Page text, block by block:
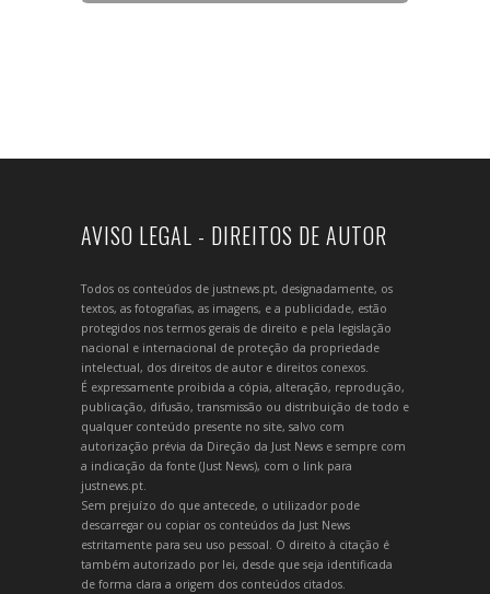
AVISO LEGAL - DIREITOS DE AUTOR
Todos os conteúdos de justnews.pt, designadamente, os
textos, as fotografias, as imagens, e a publicidade, estão
protegidos nos termos gerais de direito e pela legislação
nacional e internacional de proteção da propriedade
intelectual, dos direitos de autor e direitos conexos.
É expressamente proibida a cópia, alteração, reprodução,
publicação, difusão, transmissão ou distribuição de todo e
qualquer conteúdo presente no site, salvo com
autorização prévia da Direção da Just News e sempre com
a indicação da fonte (Just News), com o link para
justnews.pt.
Sem prejuízo do que antecede, o utilizador pode
descarregar ou copiar os conteúdos da Just News
estritamente para seu uso pessoal. O direito à citação é
também autorizado por lei, desde que seja identificada
de forma clara a origem dos conteúdos citados.